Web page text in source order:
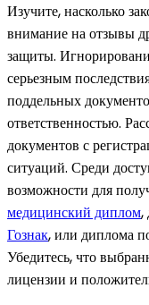
Изучите, насколько
внимание на отзывы
защиты.
серьезным
поддельных
ответственностью.
документов с
ситуаций. Среди
возможности для
медицинский диплом,
Гознак, или диплома
Убедитесь, что
лицензии и